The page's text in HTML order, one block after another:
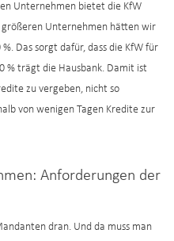
Unternehmen bietet die KfW
größeren Unternehmen hätten wir
Das sorgt dafür, dass die KfW für
% trägt die Hausbank. Damit ist
zu vergeben, nicht so
von wenigen Tagen Kredite zur
Anforderungen der
dran. Und da muss man